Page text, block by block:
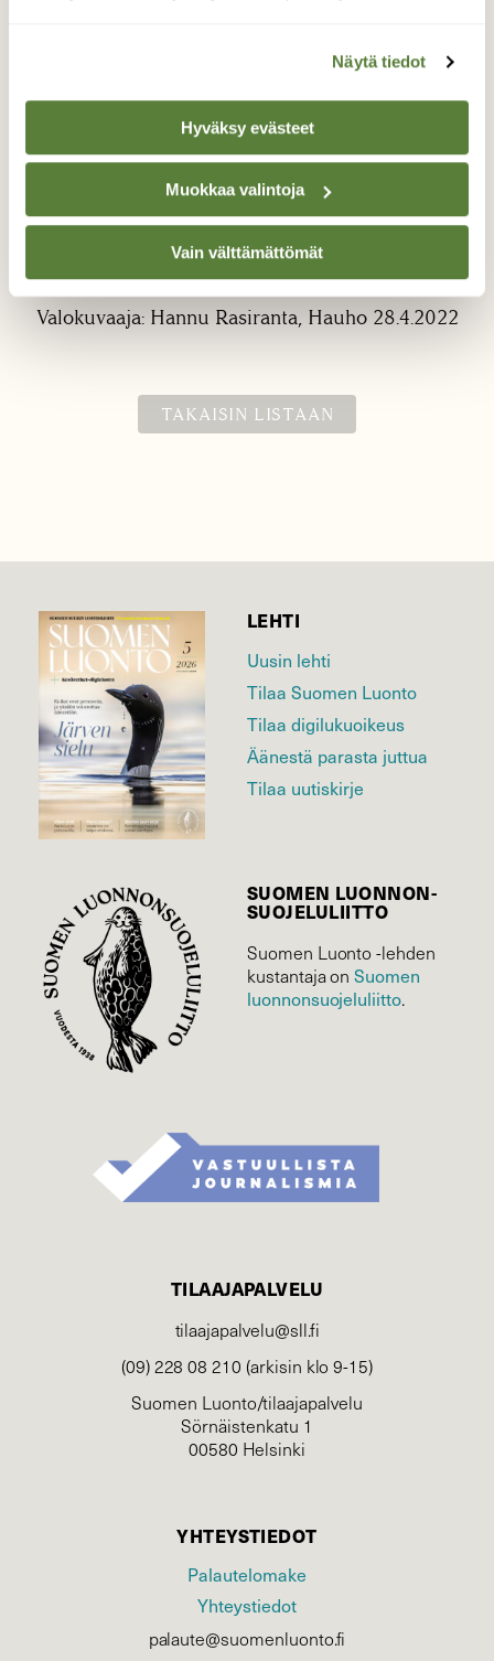
Näytä tiedot
Hyväksy evästeet
Muokkaa valintoja
Vain välttämättömät
Metsäjäniksen puku vaihtuu
Lumilaikkuisessa metsässä jäniksen puku on
Valokuvaaja: Hannu Rasiranta, Hauho 28.4.2022
TAKAISIN LISTAAN
LEHTI
Uusin lehti
Tilaa Suomen Luonto
Tilaa digilukuoikeus
Äänestä parasta juttua
Tilaa uutiskirje
SUOMEN LUONNON­
SUOJELU­LIITTO
Suomen Luonto -lehden
kustantaja onSuomen
luonnonsuojelu­liitto.
TILAAJAPALVELU
tilaajapalvelu@sll.fi
(09) 228 08 210 (arkisin klo 9-15)
Suomen Luonto/tilaajapalvelu
Sörnäistenkatu 1
00580 Helsinki
YHTEYSTIEDOT
Palautelomake
Yhteystiedot
palaute@suomenluonto.fi